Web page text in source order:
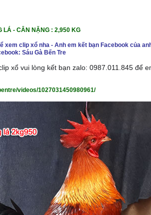
LÁ - CÂN NẶNG : 2,950 KG
xem clip xổ nha - Anh em kết bạn Facebook của
Sáu Gà Bến Tre
xổ vui lòng kết bạn zalo: 0987.011.845 để
videos/1027031450980961/